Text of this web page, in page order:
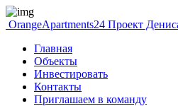
OrangeApartments24 Проект
Главная
Объекты
Инвестировать
Контакты
Приглашаем в команду